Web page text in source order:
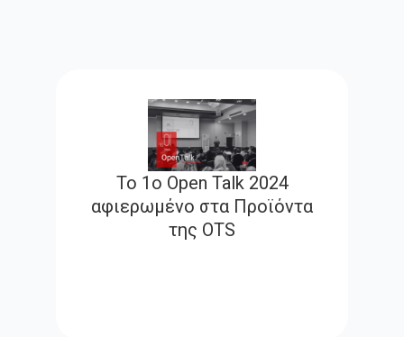
Το 1ο Open Talk 2024
αφιερωμένο στα Προϊόντα
της OTS